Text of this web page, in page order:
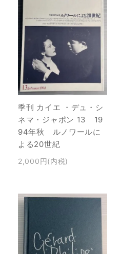
季刊 カイエ ・デュ・シ
ネマ・ジャポン 13 19
94年秋 ルノワールに
よる20世紀
2,000円(内税)